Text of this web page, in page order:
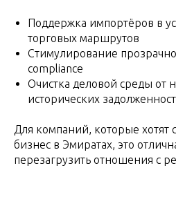
Поддержка импортёров в
торговых маршрутов
Стимулирование
compliance
Очистка деловой среды от
исторических
Для компаний, которые хотят
бизнес в Эмиратах, это
перезагрузить отношения с